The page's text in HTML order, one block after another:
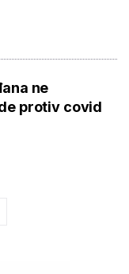
ne
protiv covid